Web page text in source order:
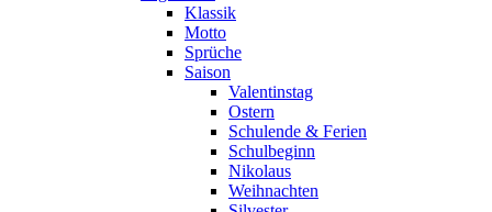
Klassik
Motto
Sprüche
Saison
Valentinstag
Ostern
Schulende & Ferien
Schulbeginn
Nikolaus
Weihnachten